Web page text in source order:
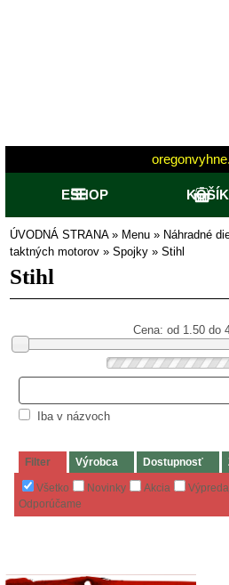
ESHOP KOŠÍK
ÚVODNÁ STRANA» Menu » Náhradné
taktných motorov » Spojky » Stihl
Stihl
Cena: od 1.50 do
Iba v názvoch
Filter Výrobca Dostupnosť
Všetko Novinky Akcia
Odporúčame